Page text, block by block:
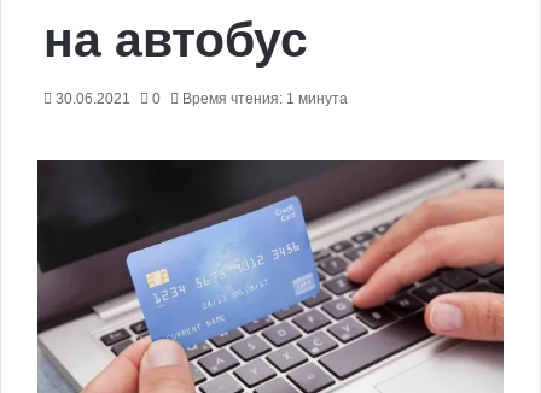
на автобус
30.06.2021 0 Время чтения: 1 минута